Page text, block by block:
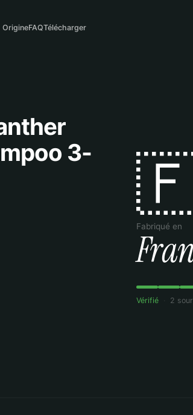
OrigineFAQTélécharger
3-
Fabriqué en
Vérifié 2